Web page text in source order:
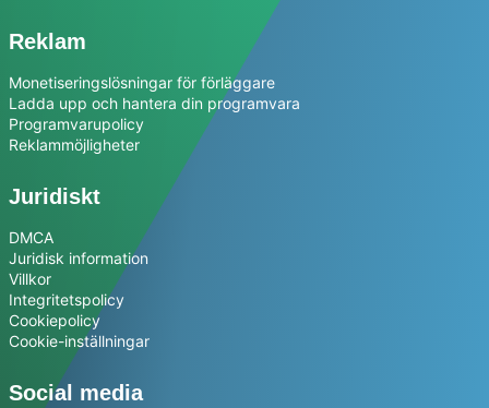
Reklam
Monetiseringslösningar för förläggare
Ladda upp och hantera din programvara
Programvarupolicy
Reklammöjligheter
Juridiskt
DMCA
Juridisk information
Villkor
Integritetspolicy
Cookiepolicy
Cookie-inställningar
Social media